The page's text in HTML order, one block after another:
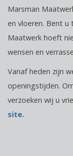
Marsman
en vloeren. Bent u
Maatwerk hoeft
wensen en
Vanaf heden zijn
openingstijden.
verzoeken wij u
site.